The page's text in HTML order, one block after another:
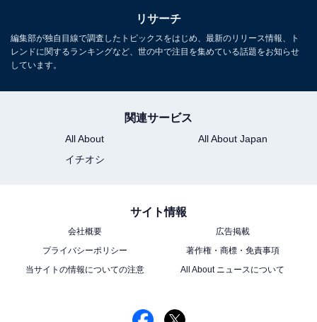
View this post on Instagram
リサーチ
編集部が独自目線で調査したトピックスをはじめ、最新のリリース情報、ト
レンドに関するランキングなど、世の中で注目を集めている話題をお知らせ
しています。
関連サービス
All About
All About Japan
イチオシ
サイト情報
会社概要
広告掲載
プライバシーポリシー
著作権・商標・免責事項
当サイトの情報についての注意
All About ニュースについて